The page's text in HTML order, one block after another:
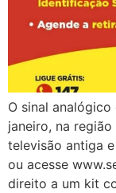
O sinal
janeiro, na
televisão antiga
ou acesse
direito a um kit